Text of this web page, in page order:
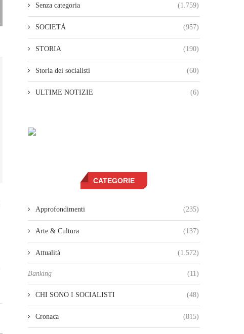
Senza categoria (1.759)
SOCIETÀ (957)
STORIA (190)
Storia dei socialisti (60)
ULTIME NOTIZIE (6)
CATEGORIE
Approfondimenti (235)
Arte & Cultura (137)
Attualità (1.572)
Banking (11)
CHI SONO I SOCIALISTI (48)
Cronaca (815)